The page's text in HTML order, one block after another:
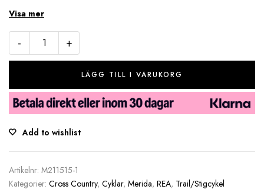
Visa mer
- +
LÄGG TILL I VARUKORG
Add to wishlist
Artikelnr: M211515-1
Kategorier: Cross Country, Cyklar, Merida, REA, Trail/Stigcykel